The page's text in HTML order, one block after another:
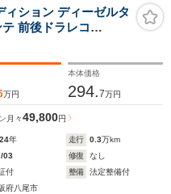
ックドア シ
ター パワー
軽減ブレーキ
ミ スマ-ト
防止装置 整
ション ディーゼルタ
前後ドラレコ
万円
本体価格
294.7万円
月々49,800円
年 走行 0.3万km
03 修復
なし
付 整備
法定整備付
府八尾市